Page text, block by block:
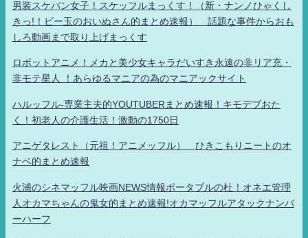
男装スケバン女子！スケッフルまっくす！（新・ナンノひゃくし
きっ!！ビー玉のおいぬさん的まとめ速報） 話題な事件からおも
しろ動画まで取り上げまっくす
ロボットアニメ！メカと美少女キャラだいすき永遠の非リア充・
非モテ星人 ！あらゆるマニアの為のマニアックサイト
ハルッフル-専業主夫的YOUTUBERまとめ速報！キモデブおた
く！初老人の介護生活！激動の1750日
アニゲタレスト（元祖！アニメッフル） ひきこもりニートのオ
ナベ的まとめ速報
火浦のシネマッフル映画NEWS情報ポータブルの杜！オネエ管理
人オカマちゃんの鬼女的まとめ速報!オカマッフルアタックナンバ
ーハーフ